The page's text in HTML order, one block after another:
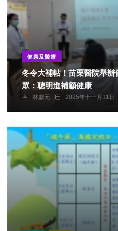
健康及醫療
冬令大補帖！苗栗醫院舉辦健康講
眾：聰明進補顧健康
林獻元 2025年十一月11日